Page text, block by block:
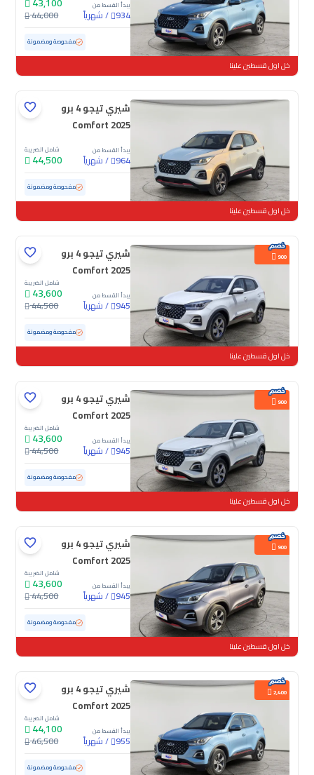
يبدأ القسط من
934
/شهرياً 44,000
مستعملة 36,610 كم ممشى قليل مفحوصة ومضمونة
خل اول قسطين علينا
شيري تيجو 4 برو
Comfort 2025
يبدأ القسط من
964
/شهرياً
شامل الضريبة
44,500
مستعملة 20,888 كم ممشى قليل مفحوصة ومضمونة
خل اول قسطين علينا
900
شيري تيجو 4 برو
Comfort 2025
يبدأ القسط من
945
/شهرياً
شامل الضريبة
43,600
44,500
مستعملة 27,510 كم ممشى قليل مفحوصة ومضمونة
خل اول قسطين علينا
900
شيري تيجو 4 برو
Comfort 2025
يبدأ القسط من
945
/شهرياً
شامل الضريبة
43,600
44,500
مستعملة 27,457 كم ممشى قليل مفحوصة ومضمونة
خل اول قسطين علينا
900
شيري تيجو 4 برو
Comfort 2025
يبدأ القسط من
945
/شهرياً
شامل الضريبة
43,600
44,500
مستعملة 25,595 كم ممشى قليل مفحوصة ومضمونة
خل اول قسطين علينا
2,400
شيري تيجو 4 برو
Comfort 2025
يبدأ القسط من
955
/شهرياً
شامل الضريبة
44,100
46,500
مستعملة 19,645 كم ممشى قليل مفحوصة ومضمونة